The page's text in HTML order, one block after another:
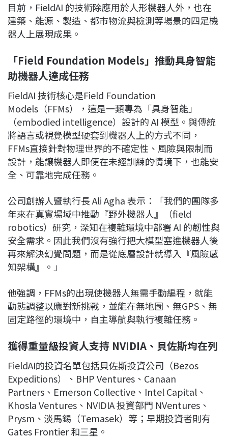
目前，FieldAI 的技術除應用於人形機器人外，也在
建築、能源、製造、都市物流與檢測等場景的四足機
器人上展現成果。
「Field Foundation Models」推動具身智能
助機器人達成任務
FieldAI 技術核心是Field Foundation
Models（FFMs），這是一類專為「具身智能」
（embodied intelligence）設計的 AI 模型。與傳統
將語言或視覺模型硬套到機器人上的方式不同，
FFMs直接針對物理世界的不確定性、風險與限制而
設計，能讓機器人即便在未經訓練的情境下，也能安
全、可靠地完成任務。
公司創辦人暨執行長 Ali Agha 表示：「我們的團隊多
年來在真實場域中推動『野外機器人』（field
robotics）研究，深知在複雜環境中部署 AI 的韌性與
安全需求。因此我們沒有強行把大模型塞進機器人後
再來解決幻覺問題，而是從底層設計就導入『風險感
知架構』。」
他強調，FFMs的出現使機器人無需手動編程，就能
動態調整以應對新挑戰，並能在無地圖、無GPS、無
固定路徑的環境中，自主導航與執行複雜任務。
獲得重量級投資人支持 NVIDIA、貝佐斯均在列
FieldAI的投資名單包括貝佐斯投資公司（Bezos
Expeditions）、BHP Ventures、Canaan
Partners、Emerson Collective、Intel Capital、
Khosla Ventures、NVIDIA 投資部門 NVentures、
Prysm、淡馬錫（Temasek）等；早期投資者則有
Gates Frontier 和三星。